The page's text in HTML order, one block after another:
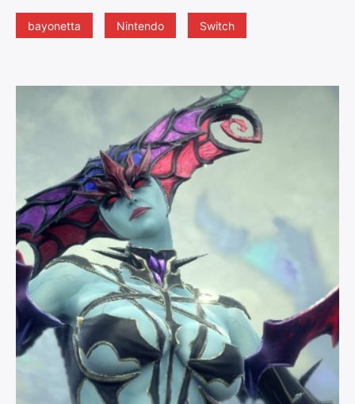
bayonetta Nintendo Switch